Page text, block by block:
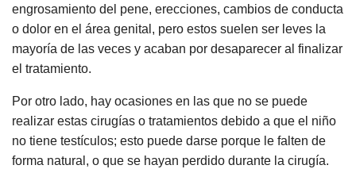
engrosamiento del pene, erecciones, cambios de conducta
o dolor en el área genital, pero estos suelen ser leves la
mayoría de las veces y acaban por desaparecer al finalizar
el tratamiento.
Por otro lado, hay ocasiones en las que no se puede
realizar estas cirugías o tratamientos debido a que el niño
no tiene testículos; esto puede darse porque le falten de
forma natural, o que se hayan perdido durante la cirugía.